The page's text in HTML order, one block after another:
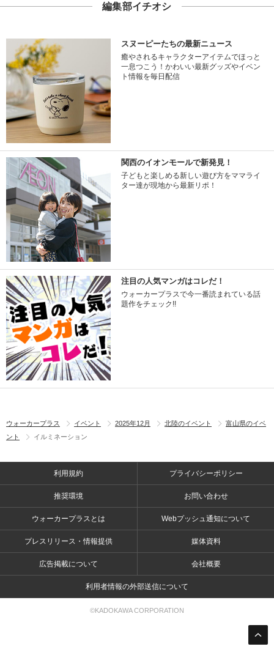
編集部イチオシ
スヌーピーたちの最新ニュース
癒やされるキャラクターアイテムでほっと
一息つこう！かわいい最新グッズやイベン
ト情報を毎日配信
関西のイオンモールで新発見！
子どもと楽しめる新しい遊び方をママライ
ター達が現地から最新リポ！
注目の人気マンガはコレだ！
ウォーカープラスで今一番読まれている話
題作をチェック!!
ウォーカープラス イベント 2025年12月 北陸のイベント
富山県のイベ
ント
イルミネーション
利用規約 プライバシーポリシー
推奨環境 お問い合わせ
ウォーカープラスとは Webプッシュ通知について
プレスリリース・情報提供 媒体資料
広告掲載について 会社概要
利用者情報の外部送信について
©KADOKAWA CORPORATION